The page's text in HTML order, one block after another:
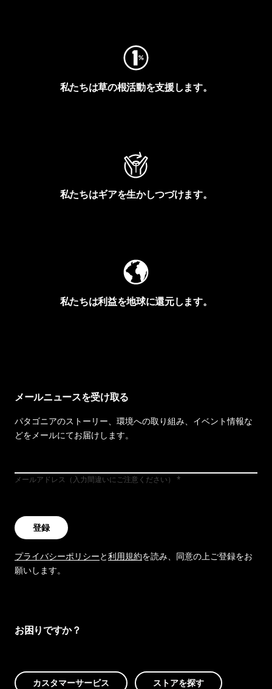
私たちは草の根活動を支援します。
私たちはギアを生かしつづけます。
私たちは利益を地球に還元します。
メールニュースを受け取る
パタゴニアのストーリー、環境への取り組み、イベント情報な
どをメールにてお届けします。
メールアドレス（入力間違いにご注意ください）
登録
プライバシーポリシーと利用規約を読み、同意の上ご登録をお
願いします。
お困りですか？
カスタマーサービス ストアを探す